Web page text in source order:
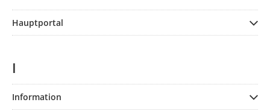
Hauptportal
I
Information